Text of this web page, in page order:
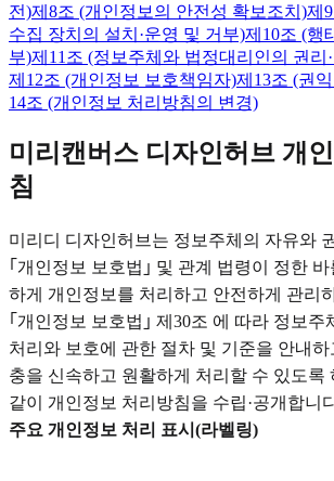
전)제8조 (개인정보의 안전성 확보조치)제
수집 장치의 설치·운영 및 거부)제10조 (행
부)제11조 (정보주체와 법정대리인의 권리
제12조 (개인정보 보호책임자)제13조 (권
14조 (개인정보 처리방침의 변경)
미리캔버스 디자인허브 개
침
미리디 디자인허브는 정보주체의 자유와
｢개인정보 보호법｣ 및 관계 법령이 정한
하게 개인정보를 처리하고 안전하게 관리
｢개인정보 보호법｣ 제30조 에 따라 정보주
처리와 보호에 관한 절차 및 기준을 안내
충을 신속하고 원활하게 처리할 수 있도록
같이 개인정보 처리방침을 수립·공개합니
주요 개인정보 처리 표시(라벨링)